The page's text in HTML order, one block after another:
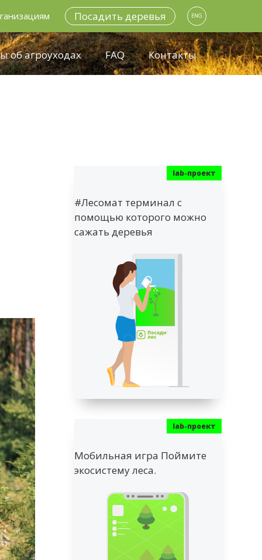
Посадить деревья ENG
об агроуходах FAQ Контакты
#Лесомат терминал с
помощью которого можно
сажать деревья
Мобильная игра Поймите
экосистему леса.